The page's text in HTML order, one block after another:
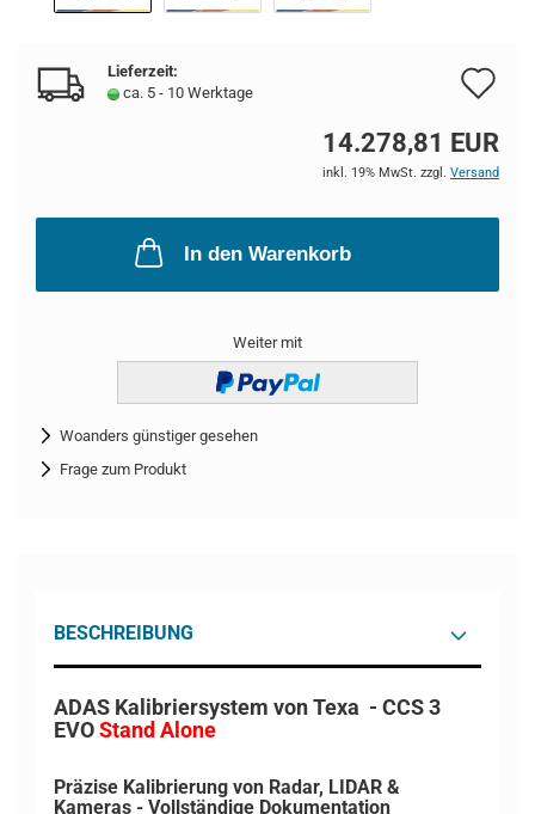
Lieferzeit:
ca. 5 - 10 Werktage
14.278,81 EUR
inkl. 19% MwSt. zzgl. Versand
In den Warenkorb
Weiter mit
Woanders günstiger gesehen
Frage zum Produkt
BESCHREIBUNG
ADAS Kalibriersystem von Texa - CCS 3
EVOStand Alone
Präzise Kalibrierung von Radar, LIDAR &
Kameras - Vollständige Dokumentation